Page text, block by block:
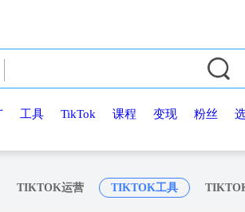
工具 TikTok 课程 变现 粉丝
TIKTOK运营 TIKTOK工具